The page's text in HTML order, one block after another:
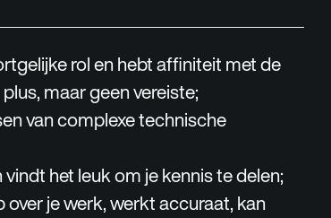
rol en hebt affiniteit met de
maar geen vereiste;
van complexe technische
het leuk om je kennis te delen;
je werk, werkt accuraat, kan